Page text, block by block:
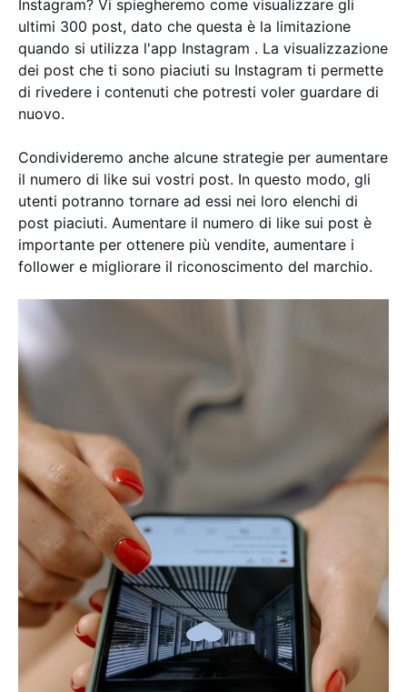
Instagram? Vi spiegheremo come visualizzare gli
ultimi 300 post, dato che questa è la limitazione
quando si utilizza l'app Instagram . La visualizzazione
dei post che ti sono piaciuti su Instagram ti permette
di rivedere i contenuti che potresti voler guardare di
nuovo.
Condivideremo anche alcune strategie per aumentare
il numero di like sui vostri post. In questo modo, gli
utenti potranno tornare ad essi nei loro elenchi di
post piaciuti. Aumentare il numero di like sui post è
importante per ottenere più vendite, aumentare i
follower e migliorare il riconoscimento del marchio.